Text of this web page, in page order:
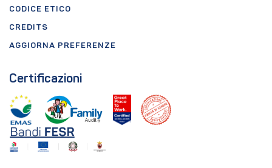
CODICE ETICO
CREDITS
AGGIORNA PREFERENZE
Certificazioni